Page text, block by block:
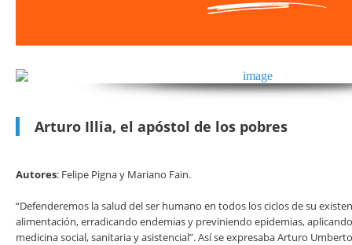
Arturo Illia, el apóstol de los pobres
Autores: Felipe Pigna y Mariano Fain.
“Defenderemos la salud del ser humano en todos los ciclos de su
alimentación, erradicando endemias y previniendo epidemias,
medicina social, sanitaria y asistencial”. Así se expresaba Arturo